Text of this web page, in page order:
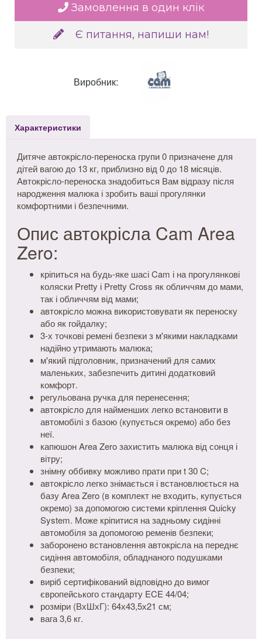
Замовлення в один клік
Є питання, напиши нам!
Виробник:
Характеристики
Дитяче автокрісло-переноска групи 0 призначене для
дітей вагою до 13 кг, приблизно від 0 до 18 місяців.
Автокрісло-переноска знадобиться Вам відразу після
народження малюка і зробить ваші прогулянки
комфортними і безпечними.
Опис автокрісла Cam Area
Zero:
кріпиться на будь-яке шасі Cam і на прогулянкові
коляски Pretty і Pretty Cross як обличчям до мами,
так і обличчям від мами;
автокрісло можна використовувати як переноску
або як гойдалку;
3-х точкові ремені безпеки з м'якими накладками
надійно утримають малюка;
м'який підголовник, призначений для самих
маленьких, забезпечить дитині додатковий
комфорт.
регульована ручка для перенесення;
автокрісло для найменших легко встановити в
автомобілі з базою (купується окремо) або без
неї.
капюшон Area Zero захистить малюка від сонця і
вітру;
знімну оббивку можливо прати при t 30 C;
автокрісло легко знімається і встановлюється на
базу Area Zero (в комплект не входить, купується
окремо) за допомогою системи кріплення Quicky
System. Може кріпитися на задньому сидінні
автомобіля за допомогою ременів безпеки;
заборонено встановлення автокрісла на переднє
сидіння автомобіля, обладнаного подушками
безпеки;
виріб сертифікований відповідно до вимог
європейського стандарту ECE 44/04;
розміри (ВхШхГ): 64х43,5х21 см;
вага 3,6 кг.